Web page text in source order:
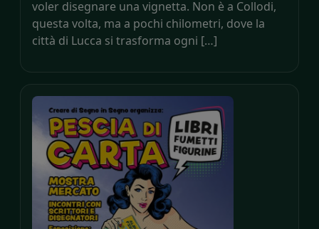
voler disegnare una vignetta. Non è a Collodi,
questa volta, ma a pochi chilometri, dove la
città di Lucca si trasforma ogni […]